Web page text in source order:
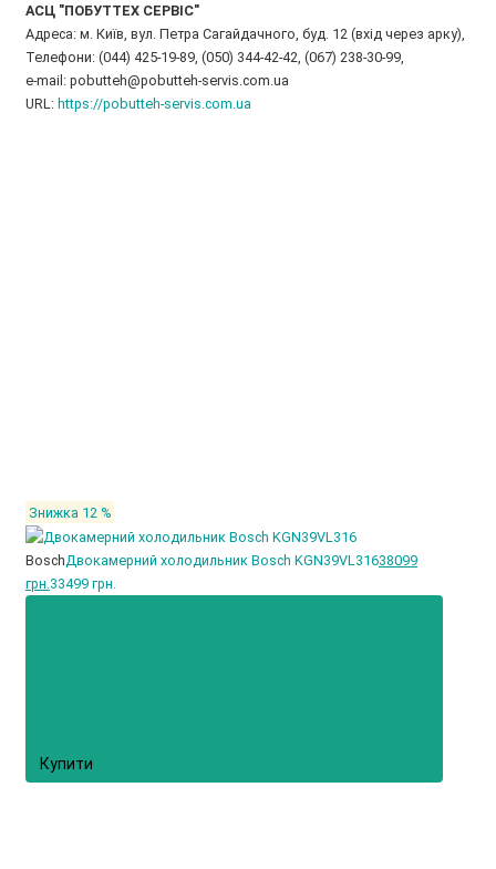
АСЦ "ПОБУТТЕХ СЕРВІС"
Адреса: м. Київ, вул. Петра Сагайдачного, буд. 12 (вхід через арку),
Телефони: (044) 425-19-89, (050) 344-42-42, (067) 238-30-99,
e-mail: pobutteh@pobutteh-servis.com.ua
URL: https://pobutteh-servis.com.ua
Знижка 12 %
BoschДвокамерний холодильник Bosch KGN39VL31638099
грн.33499 грн.
Купити